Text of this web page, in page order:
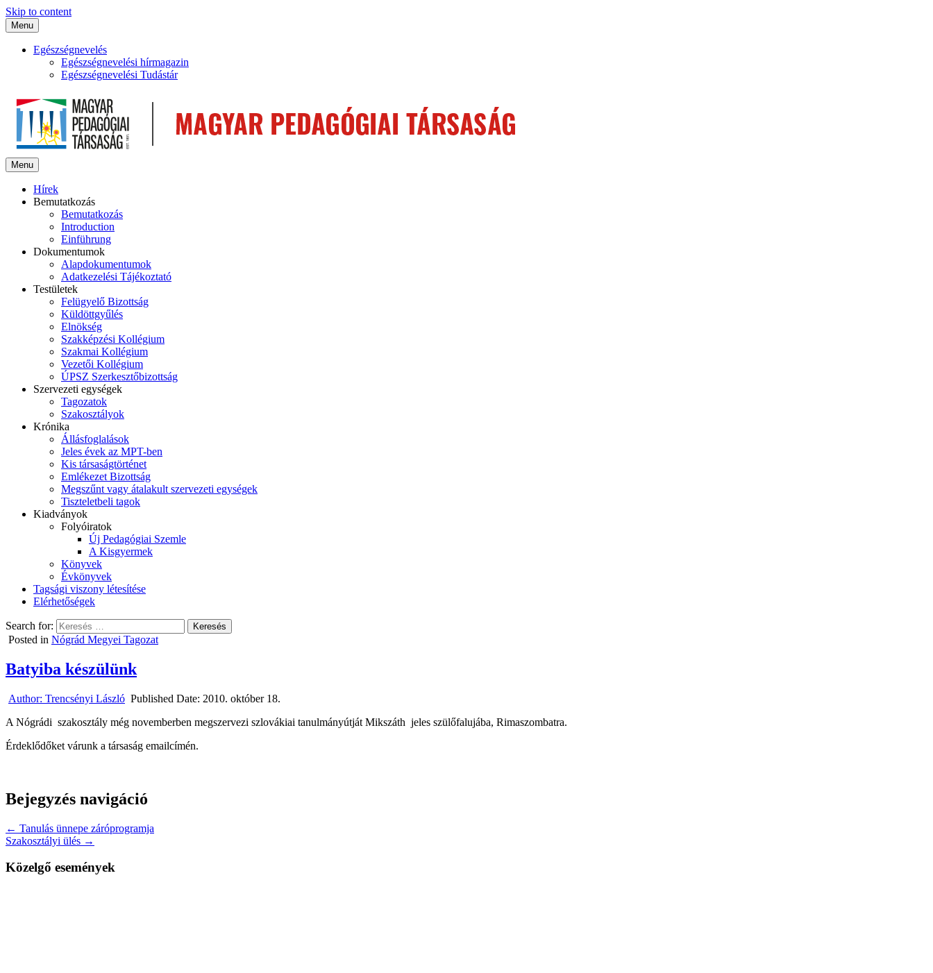
Skip to content
Menu
Egészségnevelés
Egészségnevelési hírmagazin
Egészségnevelési Tudástár
Menu
Hírek
Bemutatkozás
Bemutatkozás
Introduction
Einführung
Dokumentumok
Alapdokumentumok
Adatkezelési Tájékoztató
Testületek
Felügyelő Bizottság
Küldöttgyűlés
Elnökség
Szakképzési Kollégium
Szakmai Kollégium
Vezetői Kollégium
ÚPSZ Szerkesztőbizottság
Szervezeti egységek
Tagozatok
Szakosztályok
Krónika
Állásfoglalások
Jeles évek az MPT-ben
Kis társaságtörténet
Emlékezet Bizottság
Megszűnt vagy átalakult szervezeti egységek
Tiszteletbeli tagok
Kiadványok
Folyóiratok
Új Pedagógiai Szemle
A Kisgyermek
Könyvek
Évkönyvek
Tagsági viszony létesítése
Elérhetőségek
Search for:
Posted in Nógrád Megyei Tagozat
Batyiba készülünk
Author: Trencsényi László Published Date: 2010. október 18.
A Nógrádi szakosztály még novemberben megszervezi szlovákiai tanulmányútját Mikszáth jeles szülőfalujába, Rimaszombatra.
Érdeklődőket várunk a társaság emailcímén.
Bejegyzés navigáció
← Tanulás ünnepe záróprogramja
Szakosztályi ülés →
Közelgő események